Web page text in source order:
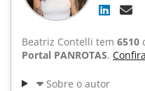
Beatriz Contelli tem 6510
Portal PANROTAS.
Sobre o autor